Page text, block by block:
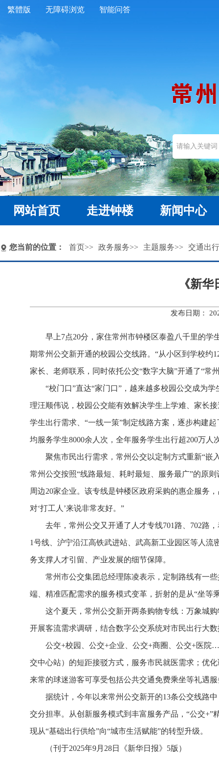
繁體版 无障碍浏览 智能问答
网站首页 走进钟楼 新闻中心
您当前的位置： 首页>> 政务服务>> 主题服务>> 交通出行
《新
发布日期：
早上7点20分，家住常州市钟楼区泰盈八千里的学
期常州公交新开通的校园公交线路。“从小区到学校约
家长、老师联系，同时依托公交“数字大脑”开通了“常
“校门口”直达“家门口”，越来越多校园公交成为
理汪顺伟说，校园公交能有效解决学生上学难、家长
学生出行需求、“一线一策”制定线路方案，逐步构建
均服务学生8000余人次，全年服务学生出行超200万人
聚焦市民出行需求，常州公交以定制方式重新“嵌
常州公交按照“线路最短、耗时最短、服务最广”的原
周边20家企业。该专线是钟楼区政府采购的惠企服务
对‘打工人’来说非常友好。”
去年，常州公交又开通了人才专线701路、702路
1号线、沪宁沿江高铁武进站、武高新工业园区等人
务支撑人才引留、产业发展的细节保障。
常州市公交集团总经理陈凌表示，定制路线有一
端、精准匹配需求的服务模式变革，折射的是从“坐等
这个夏天，常州公交新开两条购物专线：万象城
开展客流需求调研，结合数字公交系统对市民出行大
公交+校园、公交+企业、公交+商圈、公交+医院
交中心站）的短距接驳方式，服务市民就医需求；优
来常的球迷游客可享受包括公共交通免费乘坐等礼遇
据统计，今年以来常州公交新开的13条公交线路
交分担率。从创新服务模式到丰富服务产品，“公交
现从“基础出行供给”向“城市生活赋能”的转型升级。
（刊于2025年9月28日《新华日报》5版）